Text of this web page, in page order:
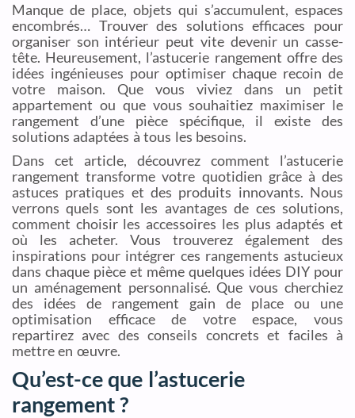
Manque de place, objets qui s’accumulent, espaces
encombrés… Trouver des solutions efficaces pour
organiser son intérieur peut vite devenir un casse-
tête. Heureusement, l’astucerie rangement offre des
idées ingénieuses pour optimiser chaque recoin de
votre maison. Que vous viviez dans un petit
appartement ou que vous souhaitiez maximiser le
rangement d’une pièce spécifique, il existe des
solutions adaptées à tous les besoins.
Dans cet article, découvrez comment l’astucerie
rangement transforme votre quotidien grâce à des
astuces pratiques et des produits innovants. Nous
verrons quels sont les avantages de ces solutions,
comment choisir les accessoires les plus adaptés et
où les acheter. Vous trouverez également des
inspirations pour intégrer ces rangements astucieux
dans chaque pièce et même quelques idées DIY pour
un aménagement personnalisé. Que vous cherchiez
des idées de rangement gain de place ou une
optimisation efficace de votre espace, vous
repartirez avec des conseils concrets et faciles à
mettre en œuvre.
Qu’est-ce que l’astucerie
rangement ?